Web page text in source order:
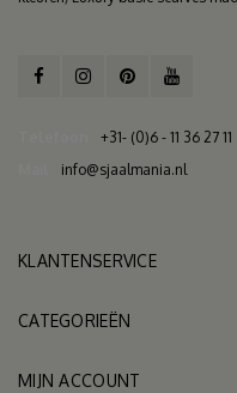
+31- (0)6 - 11 36 27 11
info@sjaalmania.nl
KLANTENSERVICE
CATEGORIEËN
MIJN ACCOUNT